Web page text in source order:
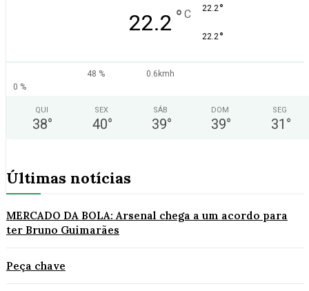
22.2 ° C 22.2°
22.2°
48 %
0.6kmh
0 %
QUI
38°
SEX
40°
SÁB
39°
DOM
39°
SEG
31 °
Últimas notícias
MERCADO DA BOLA: Arsenal chega a um acordo para
ter Bruno Guimarães
Peça chave